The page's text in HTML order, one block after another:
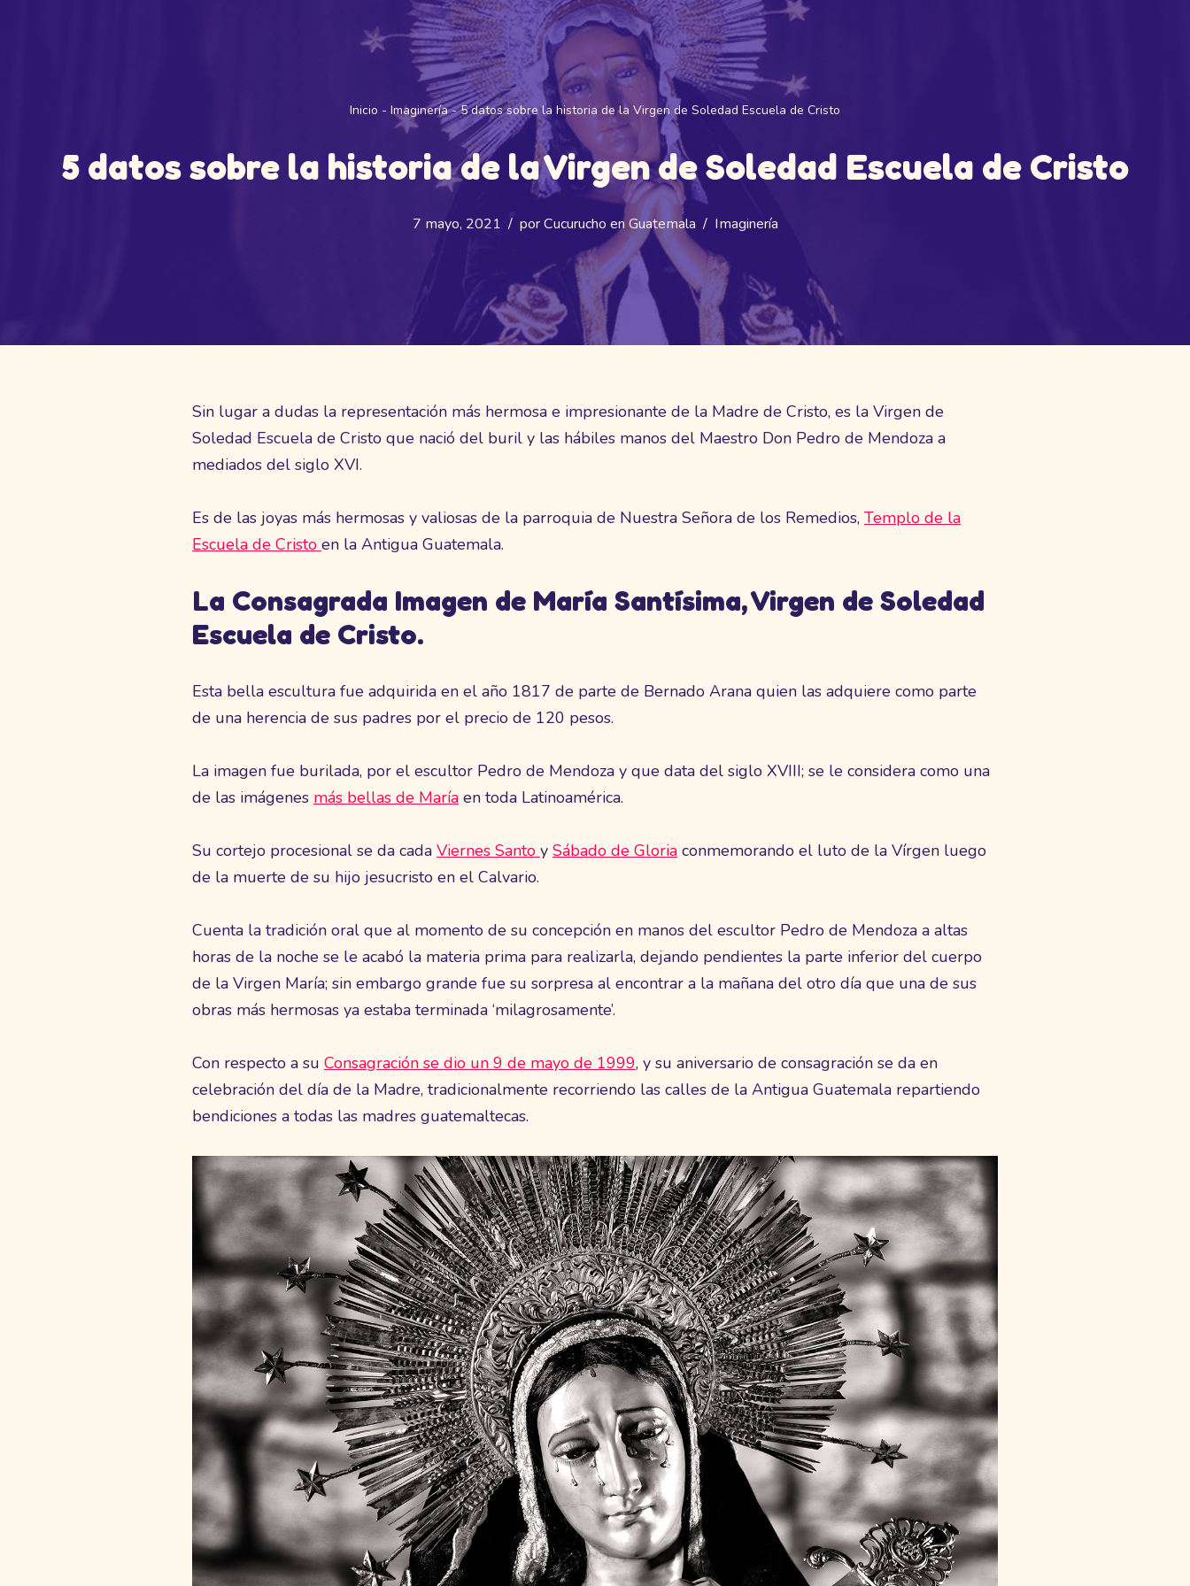
Inicio - Imaginería-5 datos sobre la historia de la Virgen de Soledad Escuela de Cristo
5 datos sobre la historia de la Virgen de Soledad Escuela de Cristo
7 mayo, 2021 porCucurucho en Guatemala Imaginería
Sin lugar a dudas la representación más hermosa e impresionante de la Madre de Cristo, es la Virgen de
Soledad Escuela de Cristo que nació del buril y las hábiles manos del Maestro Don Pedro de Mendoza a
mediados del siglo XVI.
Es de las joyas más hermosas y valiosas de la parroquia de Nuestra Señora de los Remedios, Templo de la
Escuela de Cristo en la Antigua Guatemala.
La Consagrada Imagen de María Santísima, Virgen de Soledad
Escuela de Cristo.
Esta bella escultura fue adquirida en el año 1817 de parte de Bernado Arana quien las adquiere como parte
de una herencia de sus padres por el precio de 120 pesos.
La imagen fue burilada, por el escultor Pedro de Mendoza y que data del siglo XVIII; se le considera como una
de las imágenes más bellas de Maríaen toda Latinoamérica.
Su cortejo procesional se da cada Viernes Santo y Sábado de Gloriaconmemorando el luto de la Vírgen luego
de la muerte de su hijo jesucristo en el Calvario.
Cuenta la tradición oral que al momento de su concepción en manos del escultor Pedro de Mendoza a altas
horas de la noche se le acabó la materia prima para realizarla, dejando pendientes la parte inferior del cuerpo
de la Virgen María; sin embargo grande fue su sorpresa al encontrar a la mañana del otro día que una de sus
obras más hermosas ya estaba terminada ‘milagrosamente’.
Con respecto a su Consagración se dio un 9 de mayo de 1999, y su aniversario de consagración se da en
celebración del día de la Madre, tradicionalmente recorriendo las calles de la Antigua Guatemala repartiendo
bendiciones a todas las madres guatemaltecas.